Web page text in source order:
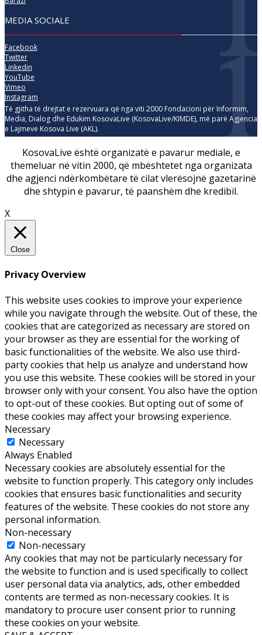
MEDIA SOCIALE
Facebook
Twitter
Linkedin
YouTube
Vimeo
Instagram
Të gjitha të drejtat e rezervuara që nga viti 2000 Fondacioni për Informim,
Media, Dialog dhe Edukim KosovaLive (KosovaLive/KIMDE), më parë Agjencia
e Lajmeve Kosova Live (AKL).
KosovaLive është organizatë e pavarur mediale, e
themeluar në vitin 2000, që mbështetet nga organizata
dhe agjenci ndërkombëtare të cilat vlerësojnë gazetarinë
dhe shtypin e pavarur, të paanshëm dhe kredibil.
X
Close
Privacy Overview
This website uses cookies to improve your experience
while you navigate through the website. Out of these, the
cookies that are categorized as necessary are stored on
your browser as they are essential for the working of
basic functionalities of the website. We also use third-
party cookies that help us analyze and understand how
you use this website. These cookies will be stored in your
browser only with your consent. You also have the option
to opt-out of these cookies. But opting out of some of
these cookies may affect your browsing experience.
Necessary
Necessary
Always Enabled
Necessary cookies are absolutely essential for the
website to function properly. This category only includes
cookies that ensures basic functionalities and security
features of the website. These cookies do not store any
personal information.
Non-necessary
Non-necessary
Any cookies that may not be particularly necessary for
the website to function and is used specifically to collect
user personal data via analytics, ads, other embedded
contents are termed as non-necessary cookies. It is
mandatory to procure user consent prior to running
these cookies on your website.